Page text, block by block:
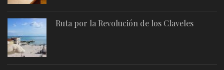
Ruta por la Revolución de los Claveles